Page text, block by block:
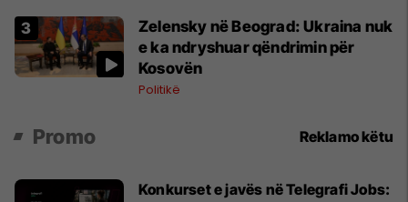
Zelensky në Beograd: Ukraina nuk
e ka ndryshuar qëndrimin për
Kosovën
Politikë
Promo Reklamo këtu
Konkurset e javës në Telegrafi Jobs: